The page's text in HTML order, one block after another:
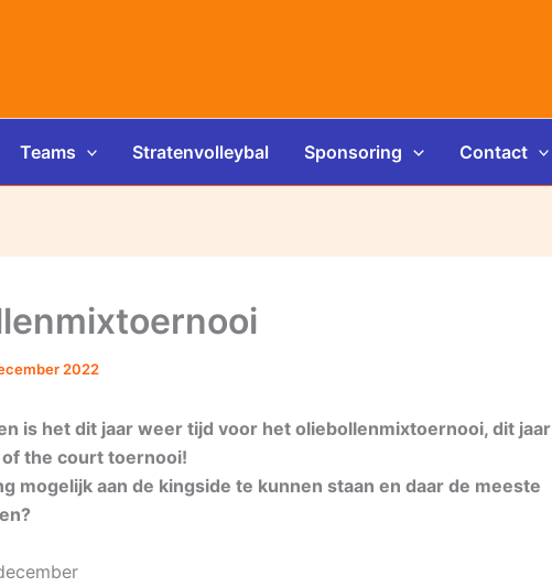
Teams Stratenvolleybal Sponsoring Contact
2022
is het dit jaar weer tijd voor het oliebollenmixtoernooi, dit jaar
the court toernooi!
mogelijk aan de kingside te kunnen staan en daar de meeste